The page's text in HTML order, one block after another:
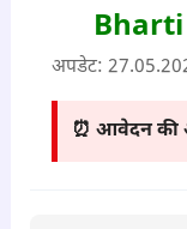
Bharti
अपडेट: 27
⏰ आवेदन की